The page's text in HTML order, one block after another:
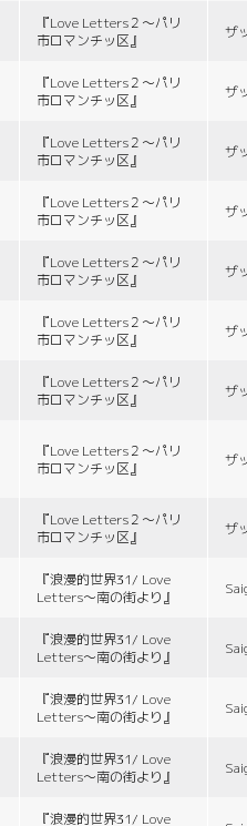
『Love Letters２〜パリ
市ロマンチッ区』
ザ
『Love Letters２〜パリ
市ロマンチッ区』
ザ
『Love Letters２〜パリ
市ロマンチッ区』
ザ
『Love Letters２〜パリ
市ロマンチッ区』
ザ
『Love Letters２〜パリ
市ロマンチッ区』
ザ
『Love Letters２〜パリ
市ロマンチッ区』
ザ
『Love Letters２〜パリ
市ロマンチッ区』
ザ
『Love Letters２〜パリ
市ロマンチッ区』
ザ
『Love Letters２〜パリ
市ロマンチッ区』
ザ
『浪漫的世界31/ Love
Letters〜南の街より』
『浪漫的世界31/ Love
Letters〜南の街より』
『浪漫的世界31/ Love
Letters〜南の街より』
『浪漫的世界31/ Love
Letters〜南の街より』
『浪漫的世界31/ Love